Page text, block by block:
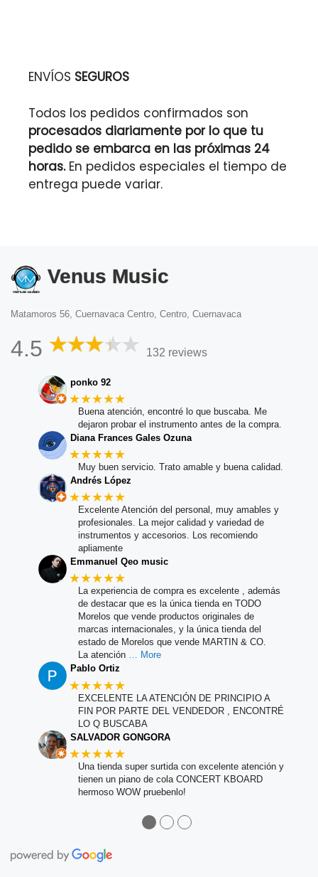
ENVÍOS SEGUROS
Todos los pedidos confirmados son
procesados diariamente por lo que tu
pedido se embarca en las próximas 24
horas.En pedidos especiales el tiempo de
entrega puede variar.
Venus Music
Matamoros 56, Cuernavaca Centro, Centro, Cuernavaca
4.5 132 reviews
ponko 92
★★★★★
Buena atención, encontré lo que buscaba. Me
dejaron probar el instrumento antes de la compra.
Diana Frances Gales Ozuna
★★★★★
Muy buen servicio. Trato amable y buena calidad.
Andrés López
★★★★★
Excelente Atención del personal, muy amables y
profesionales. La mejor calidad y variedad de
instrumentos y accesorios. Los recomiendo
apliamente
Emmanuel Qeo music
★★★★★
La experiencia de compra es excelente , además
de destacar que es la única tienda en TODO
Morelos que vende productos originales de
marcas internacionales, y la única tienda del
estado de Morelos que vende MARTIN & CO.
La atención … More
Pablo Ortiz
★★★★★
EXCELENTE LA ATENCIÓN DE PRINCIPIO A
FIN POR PARTE DEL VENDEDOR , ENCONTRÉ
LO Q BUSCABA
SALVADOR GONGORA
★★★★★
Una tienda super surtida con excelente atención y
tienen un piano de cola CONCERT KBOARD
hermoso WOW pruebenlo!
●●●